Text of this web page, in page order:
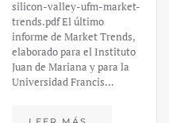
LEER MÁS…